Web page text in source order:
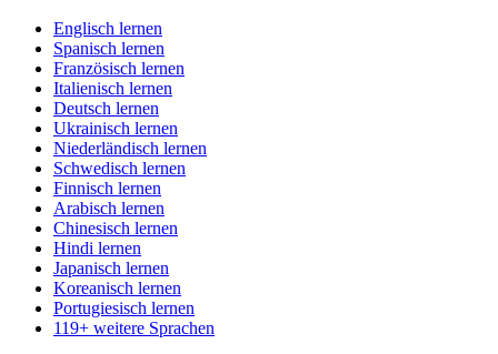
Englisch lernen
Spanisch lernen
Französisch lernen
Italienisch lernen
Deutsch lernen
Ukrainisch lernen
Niederländisch lernen
Schwedisch lernen
Finnisch lernen
Arabisch lernen
Chinesisch lernen
Hindi lernen
Japanisch lernen
Koreanisch lernen
Portugiesisch lernen
119+ weitere Sprachen